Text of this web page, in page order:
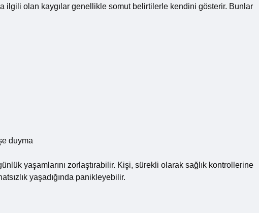
ilgili olan kaygılar genellikle somut belirtilerle kendini gösterir. Bunlar
duyma
yaşamlarını zorlaştırabilir. Kişi, sürekli olarak sağlık kontrollerine
yaşadığında panikleyebilir.